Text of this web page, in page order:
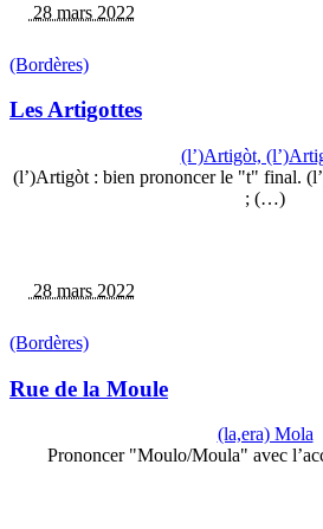
28 mars 2022
(Bordères)
Les Artigottes
(l’)Artigòt,
(l’)Artigòt : bien prononcer le "t" final.
; (…)
28 mars 2022
(Bordères)
Rue de la Moule
(la,era) Mola
Prononcer "Moulo/Moula" avec